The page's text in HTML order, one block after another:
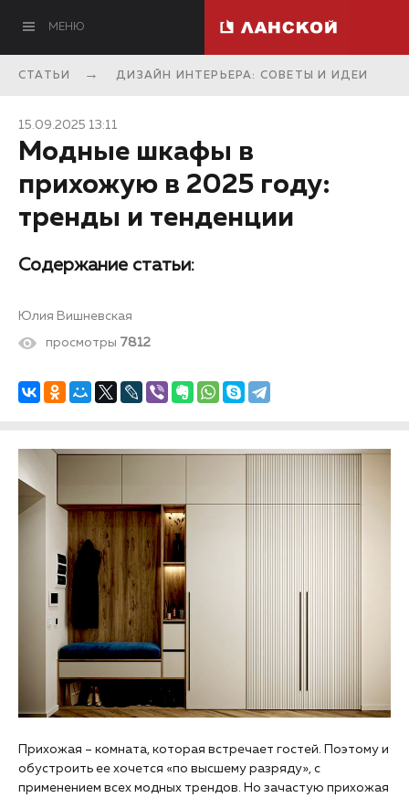
МЕНЮ
СТАТЬИ ДИЗАЙН ИНТЕРЬЕРА: СОВЕТЫ И ИДЕИ
15.09.2025 13:11
Модные шкафы в
прихожую в 2025 году:
тренды и тенденции
Содержание статьи:
Юлия Вишневская
просмотры 7812
Прихожая – комната, которая встречает гостей. Поэтому и
обустроить ее хочется «по высшему разряду», с
применением всех модных трендов. Но зачастую прихожая